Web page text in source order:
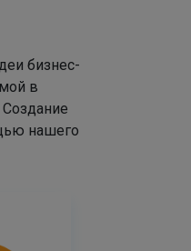
бизнес-
в
нашего